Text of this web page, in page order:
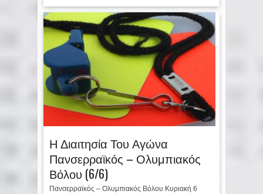
Η Διαιτησία Του Αγώνα
Πανσερραϊκός – Ολυμπιακός
Βόλου (6/6)
Πανσερραϊκός – Ολυμπιακός Βόλου Κυριακή 6